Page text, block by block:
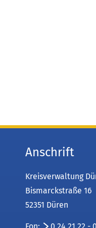
Anschrift
Kreisverwaltung
Bismarckstraße 16
52351 Düren